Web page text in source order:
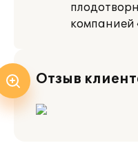
компанией
Отзыв